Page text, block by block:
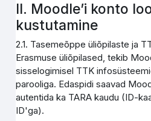
II. Moodle’i konto
kustutamine
2.1. Tasemeõppe üliõpilaste ja
Erasmuse üliõpilased, tekib
sisselogimisel TTK
parooliga. Edaspidi saavad
autentida ka TARA kaudu (ID-
ID'ga).